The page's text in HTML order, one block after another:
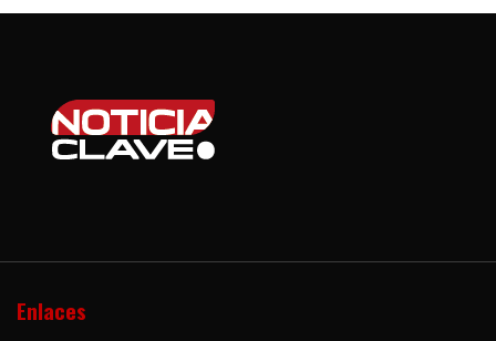
Enlaces